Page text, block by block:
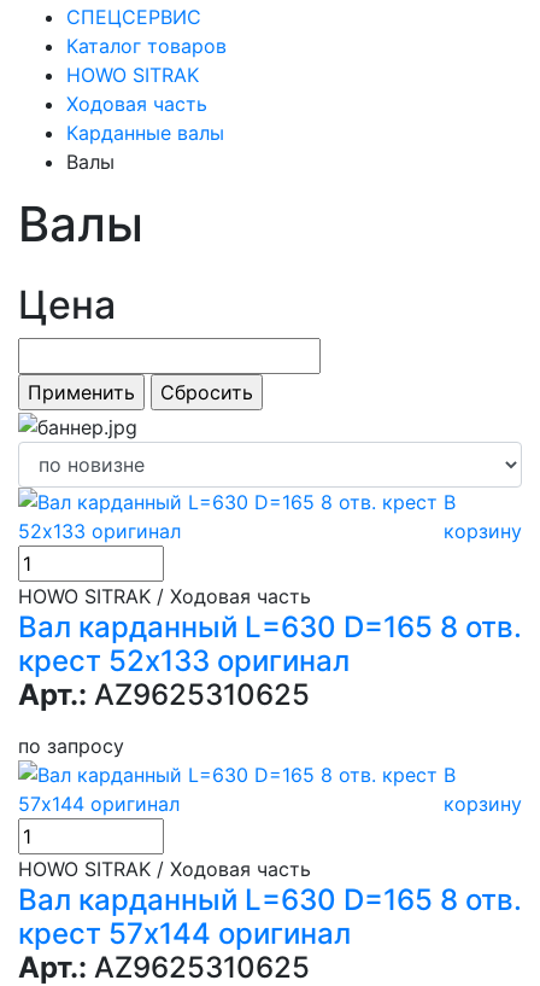
СПЕЦСЕРВИС
Каталог товаров
HOWO SITRAK
Ходовая часть
Карданные валы
Валы
Валы
Цена
В
корзину
HOWO SITRAK / Ходовая часть
Вал карданный L=630 D=165 8 отв.
крест 52х133 оригинал
Арт.: AZ9625310625
по запросу
В
корзину
HOWO SITRAK / Ходовая часть
Вал карданный L=630 D=165 8 отв.
крест 57х144 оригинал
Арт.: AZ9625310625